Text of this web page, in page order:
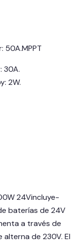
50A.MPPT
30A.
2W.
24Vincluye-
baterías de 24V
a través de
de 230V. El